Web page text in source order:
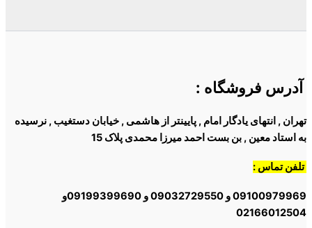
آدرس فروشگاه :
تهران , انتهای یادگار امام , پایینتر از هاشمی , خیابان دستغیب , نرسیده
به استاد معین , بن بست احمد میرزا محمدی پلاک 15
تلفن تماس :
09100979969 و 09032729550 و 09199399690و
02166012504